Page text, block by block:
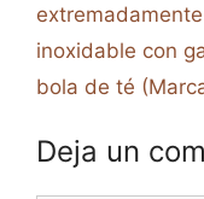
inoxidable con
bola de té
Deja un